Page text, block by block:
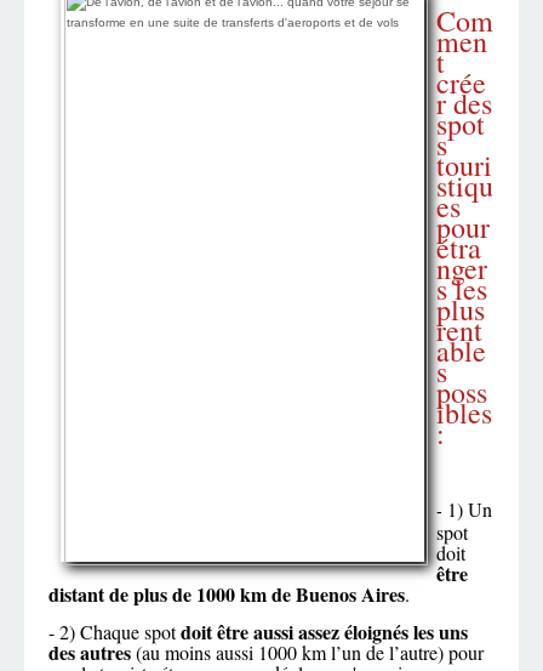
Com
men
t
crée
r des
spot
s
touri
stiqu
es
pour
étra
nger
s les
plus
rent
able
s
poss
ibles
:
- 1) Un
spot
doit
être
distant de plus de 1000 km de Buenos Aires.
- 2) Chaque spotdoit être aussi assez éloignés les uns
des autres(au moins aussi 1000 km l’un de l’autre) pour